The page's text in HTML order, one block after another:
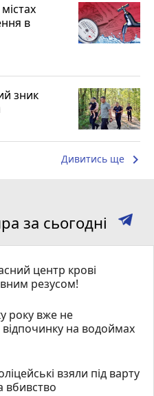
в
зник
Дивитись ще keyboard_arrow_right
за сьогодні
центр крові
резусом!
року вже не
на водоймах
взяли під варту
вбивство